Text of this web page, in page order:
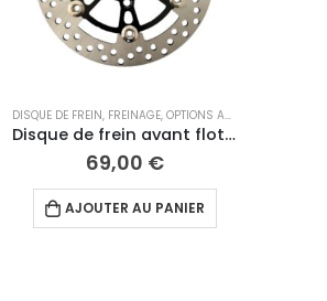
,PIÈCES DÉTACHÉES 12",ROUES
DISQUE DE FREIN, FREINAGE, OPTIONS ART
Disque de frein avant flottant 230 mm VMC
69,00 €
AJOUTER AU PANIER